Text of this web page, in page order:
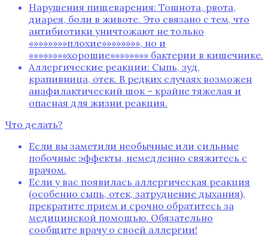
Нарушения пищеварения: Тошнота‚ рвота‚
диарея‚ боли в животе. Это связано с тем‚ что
антибиотики уничтожают не только
«»»»»»»»плохие»»»»»»»»‚ но и
«»»»»»»»хорошие»»»»»»»» бактерии в кишечнике.
Аллергические реакции: Сыпь‚ зуд‚
крапивница‚ отек. В редких случаях возможен
анафилактический шок – крайне тяжелая и
опасная для жизни реакция.
Что делать?
Если вы заметили необычные или сильные
побочные эффекты‚ немедленно свяжитесь с
врачом.
Если у вас появилась аллергическая реакция
(особенно сыпь‚ отек‚ затруднение дыхания)‚
прекратите прием и срочно обратитесь за
медицинской помощью. Обязательно
сообщите врачу о своей аллергии!